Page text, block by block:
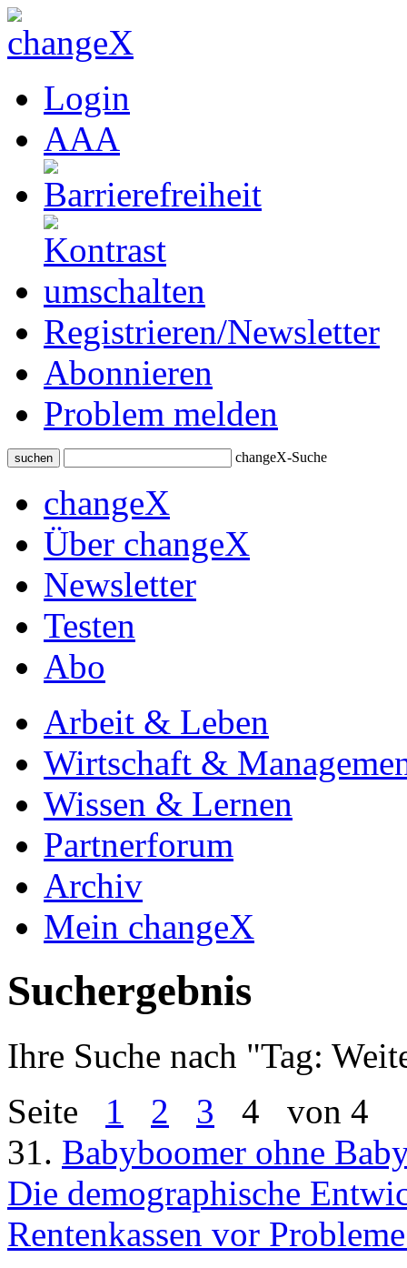
Login
AAA
Registrieren/Newsletter
Abonnieren
Problem melden
suchen changeX-Suche
changeX
Über changeX
Newsletter
Testen
Abo
Arbeit & Leben
Wirtschaft &
Wissen & Lernen
Partnerforum
Archiv
Mein changeX
Suchergebnis
Ihre Suche nach "Tag:
Seite 1 2 3 4 von 4
31. Babyboomer ohne
Die demographische
Rentenkassen vor